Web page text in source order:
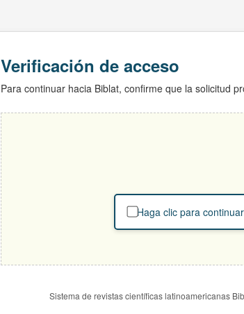
Verificación de acceso
Para continuar hacia Biblat, confirme que la solicitud
Haga clic para continuar
Sistema de revistas científicas latinoamericanas